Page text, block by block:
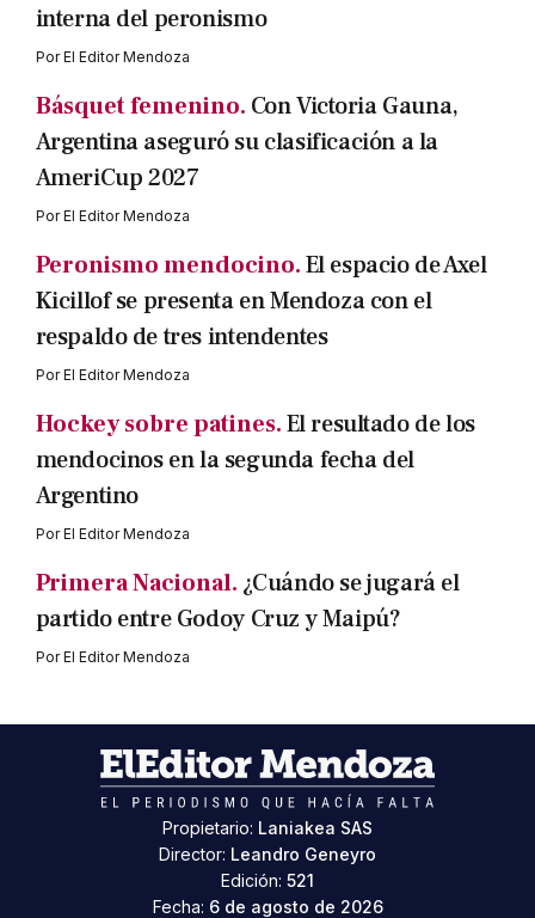
interna del peronismo
PorEl Editor Mendoza
Básquet femenino. Con Victoria Gauna,
Argentina aseguró su clasificación a la
AmeriCup 2027
PorEl Editor Mendoza
Peronismo mendocino.El espacio de Axel
Kicillof se presenta en Mendoza con el
respaldo de tres intendentes
PorEl Editor Mendoza
Hockey sobre patines.El resultado de los
mendocinos en la segunda fecha del
Argentino
PorEl Editor Mendoza
Primera Nacional. ¿Cuándo se jugará el
partido entre Godoy Cruz y Maipú?
PorEl Editor Mendoza
Propietario: Laniakea SAS
Director: Leandro Geneyro
Edición: 521
Fecha: 6 de agosto de 2026